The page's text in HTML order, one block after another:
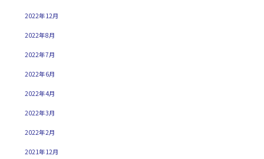
2022年12月
2022年8月
2022年7月
2022年6月
2022年4月
2022年3月
2022年2月
2021年12月